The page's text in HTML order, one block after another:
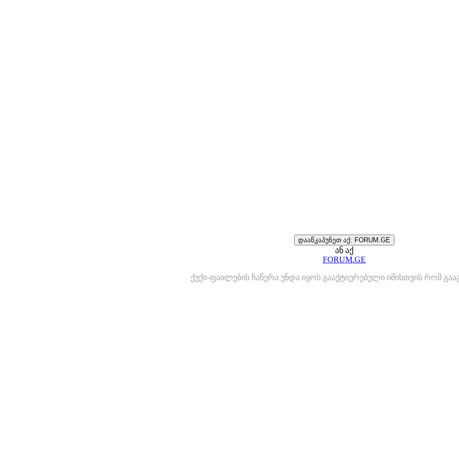
დააწკაპუნეთ აქ: FORUM.GE
ან აქ
FORUM.GE
ქუქი-ფაილების ჩაწერა უნდა იყოს გააქტიურებული იმისთვის რომ